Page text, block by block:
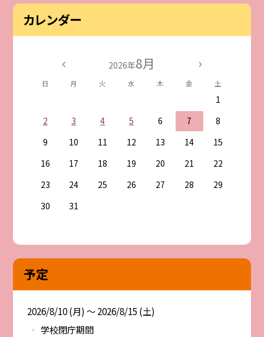
カレンダー
2026年8月
日 月 火 水 木 金 土
1
2
3 4 5 6 7
8
9
10 11 12 13 14
15
16
17 18 19 20 21
22
23
24 25 26 27 28
29
30
31
予定
2026/8/10 (月) ～ 2026/8/15 (土)
学校閉庁期間